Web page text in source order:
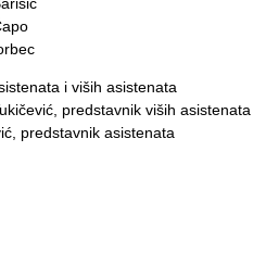
i viših asistenata
predstavnik viših asistenata
predstavnik asistenata